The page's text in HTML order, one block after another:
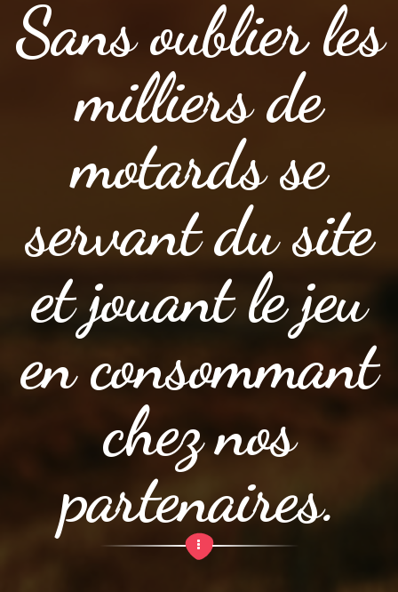
Sans oublier les
milliers de
motards se
servant du site
et jouant le jeu
en consommant
chez nos
partenaires.